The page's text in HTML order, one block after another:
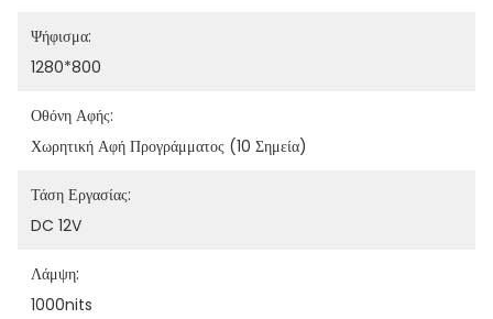
Ψήφισμα:
1280*800
Οθόνη Αφής:
Χωρητική Αφή Προγράμματος (10 Σημεία)
Τάση Εργασίας:
DC 12V
Λάμψη:
1000nits